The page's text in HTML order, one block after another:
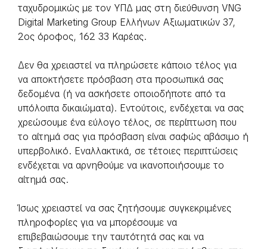
ταχυδρομικώς με τον ΥΠΔ μας στη διεύθυνση VNG
Digital Marketing Group Ελλήνων Αξιωματικών 37,
2ος όροφος, 162 33 Καρέας.
Δεν θα χρειαστεί να πληρώσετε κάποιο τέλος για
να αποκτήσετε πρόσβαση στα προσωπικά σας
δεδομένα (ή να ασκήσετε οποιοδήποτε από τα
υπόλοιπα δικαιώματα). Εντούτοις, ενδέχεται να σας
χρεώσουμε ένα εύλογο τέλος, σε περίπτωση που
το αίτημά σας για πρόσβαση είναι σαφώς αβάσιμο ή
υπερβολικό. Εναλλακτικά, σε τέτοιες περιπτώσεις
ενδέχεται να αρνηθούμε να ικανοποιήσουμε το
αίτημά σας.
Ίσως χρειαστεί να σας ζητήσουμε συγκεκριμένες
πληροφορίες για να μπορέσουμε να
επιβεβαιώσουμε την ταυτότητά σας και να